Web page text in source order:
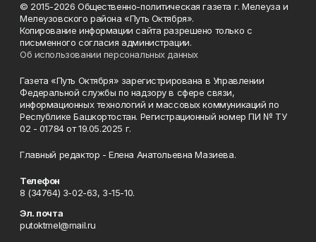
© 2015-2026 Общественно-политическая газета г. Мелеуза и
Мелеузовского района «Путь Октября».
Копирование информации сайта разрешено только с
письменного согласия администрации.
Об использовании персональных данных
Газета «Путь Октября» зарегистрирована в Управлении
Федеральной службы по надзору в сфере связи,
информационных технологий и массовых коммуникаций по
Республике Башкортостан. Регистрационный номер ПИ № ТУ
02 - 01784 от 19.05.2025 г.
Главный редактор - Елена Анатольевна Мазиева.
Телефон
8 (34764) 3-02-63, 3-15-10.
Эл. почта
putoktmel@mail.ru